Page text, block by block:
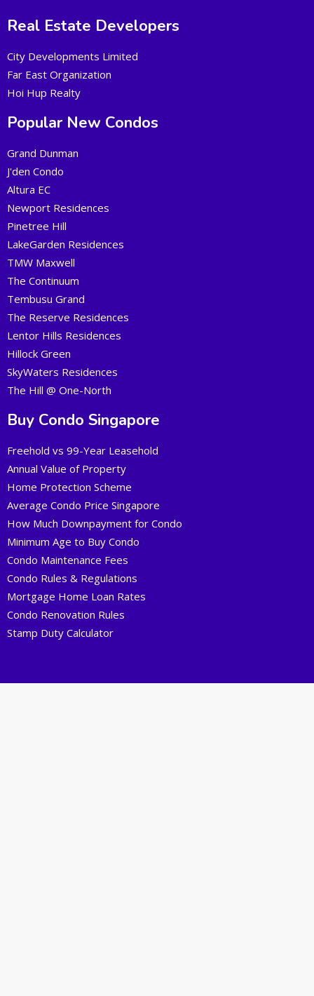
Real Estate Developers
City Developments Limited
Far East Organization
Hoi Hup Realty
Popular New Condos
Grand Dunman
J'den Condo
Altura EC
Newport Residences
Pinetree Hill
LakeGarden Residences
TMW Maxwell
The Continuum
Tembusu Grand
The Reserve Residences
Lentor Hills Residences
Hillock Green
SkyWaters Residences
The Hill @ One-North
Buy Condo Singapore
Freehold vs 99-Year Leasehold
Annual Value of Property
Home Protection Scheme
Average Condo Price Singapore
How Much Downpayment for Condo
Minimum Age to Buy Condo
Condo Maintenance Fees
Condo Rules & Regulations
Mortgage Home Loan Rates
Condo Renovation Rules
Stamp Duty Calculator